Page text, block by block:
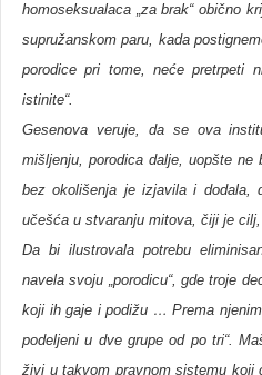
homoseksualaca „za brak“ obično
supružanskom paru, kada
porodice pri tome, neće pretrpeti
istinite“.
Gesenova veruje, da se ova
mišljenju, porodica dalje, uopšte ne
bez okolišenja je izjavila i dodala,
učešća u stvaranju mitova, čiji je
Da bi ilustrovala potrebu
navela svoju „porodicu“, gde troje
koji ih gaje i podižu … Prema
podeljeni u dve grupe od po tri“.
živi u takvom pravnom sistemu koji